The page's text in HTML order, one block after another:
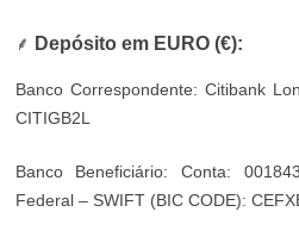
⸙ Depósito em EURO (€):
Banco Correspondente: Citibank
CITIGB2L
Banco Beneficiário: Conta:
Federal – SWIFT (BIC CODE):